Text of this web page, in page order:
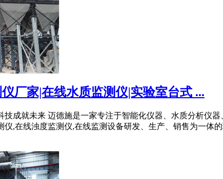
厂家|在线水质监测仪|实验室台式 ...
技成就未来 迈德施是一家专注于智能化仪器、水质分析仪
,在线浊度监测仪,在线监测设备研发、生产、销售为一体